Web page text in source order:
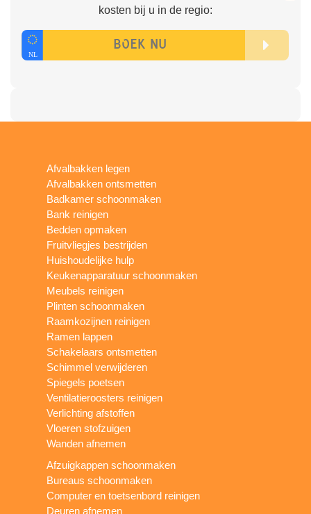
kosten bij u in de regio:
Afvalbakken legen
Afvalbakken ontsmetten
Badkamer schoonmaken
Bank reinigen
Bedden opmaken
Fruitvliegjes bestrijden
Huishoudelijke hulp
Keukenapparatuur schoonmaken
Meubels reinigen
Plinten schoonmaken
Raamkozijnen reinigen
Ramen lappen
Schakelaars ontsmetten
Schimmel verwijderen
Spiegels poetsen
Ventilatieroosters reinigen
Verlichting afstoffen
Vloeren stofzuigen
Wanden afnemen
Afzuigkappen schoonmaken
Bureaus schoonmaken
Computer en toetsenbord reinigen
Deuren afnemen